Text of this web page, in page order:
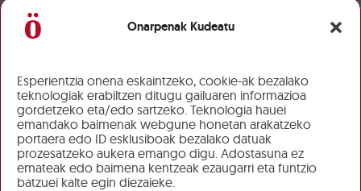
Onarpenak Kudeatu
Esperientzia onena eskaintzeko, cookie-ak bezalako
teknologiak erabiltzen ditugu gailuaren informazioa
gordetzeko eta/edo sartzeko. Teknologia hauei
emandako baimenak webgune honetan arakatzeko
portaera edo ID esklusiboak bezalako datuak
prozesatzeko aukera emango digu. Adostasuna ez
emateak edo baimena kentzeak ezaugarri eta funtzio
batzuei kalte egin diezaieke.